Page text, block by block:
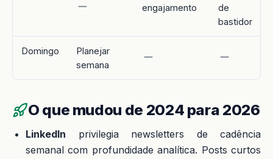
engajamento
de
bastidor
Domingo
Planejar
semana
O que mudou de 2024 para 2026
LinkedIn privilegia newsletters de cadência
semanal com profundidade analítica. Posts curtos